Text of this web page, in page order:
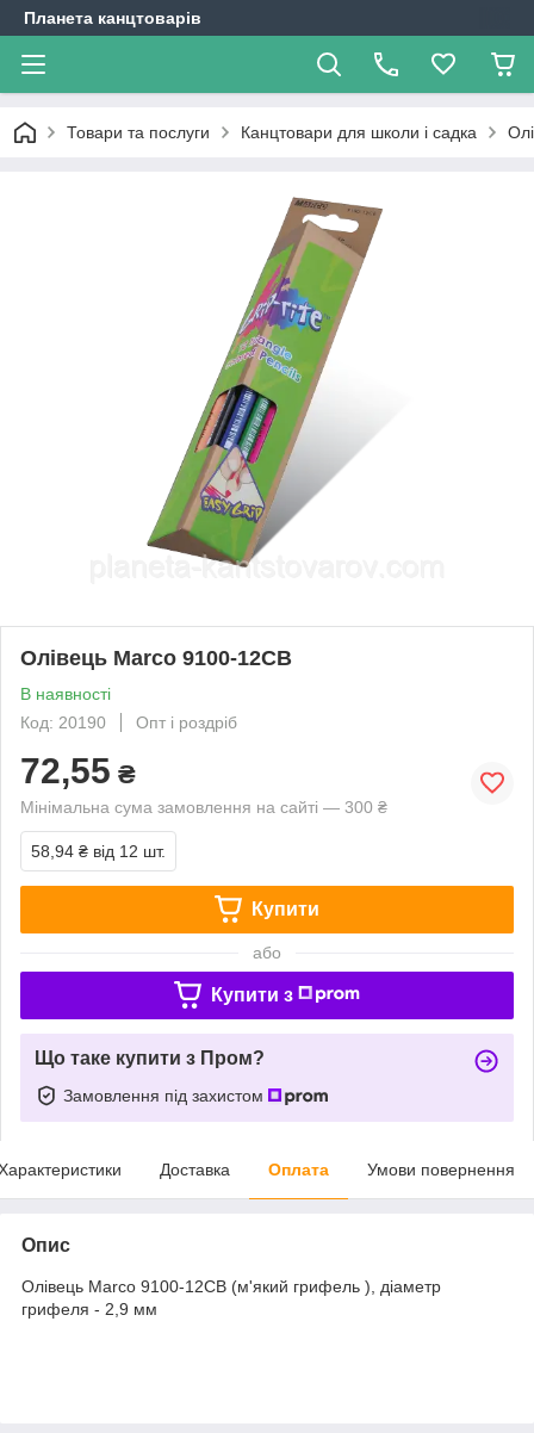
Планета канцтоварів
Товари та послуги Канцтовари для школи і садка
Олівець Marco 9100-12СВ
В наявності
Код: 20190
Опт і роздріб
72,55 ₴
Мінімальна сума замовлення на сайті — 300 ₴
58,94 ₴ від 12 шт.
Купити
або
Купити з
Що таке купити з Пром?
Замовлення під захистом
Доставка Оплата Умови повернення
Опис
Олівець Marco 9100-12СВ (м'який грифель ), діаметр
грифеля - 2,9 мм